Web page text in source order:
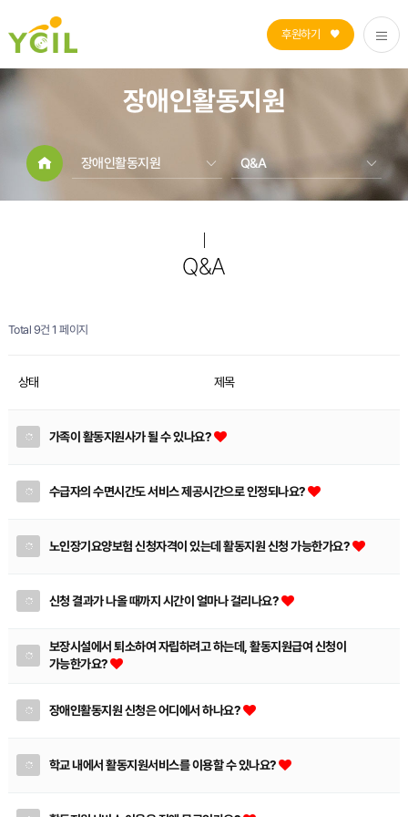
후원하기
장애인활동지원
장애인활동지원 Q&A
Q&A
Total 9건 1 페이지
상태 제목
가족이 활동지원사가 될 수 있나요?
수급자의 수면시간도 서비스 제공시간으로 인정되나요?
노인장기요양보험 신청자격이 있는데 활동지원 신청 가능한가요?
신청 결과가 나올 때까지 시간이 얼마나 걸리나요?
보장시설에서 퇴소하여 자립하려고 하는데, 활동지원급여 신청이
가능한가요?
장애인활동지원 신청은 어디에서 하나요?
학교 내에서 활동지원서비스를 이용할 수 있나요?